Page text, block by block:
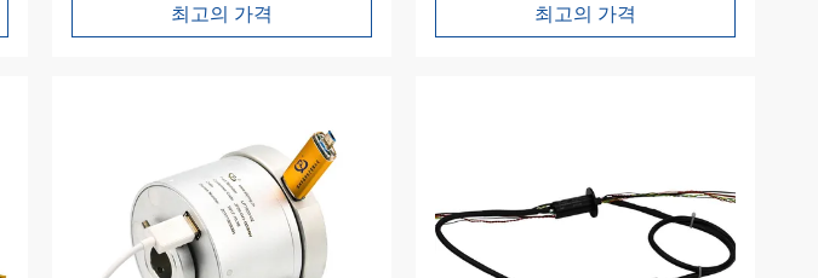
최고의 가격
포장 세부 사항: : 표준/요청 시
최고의 가격